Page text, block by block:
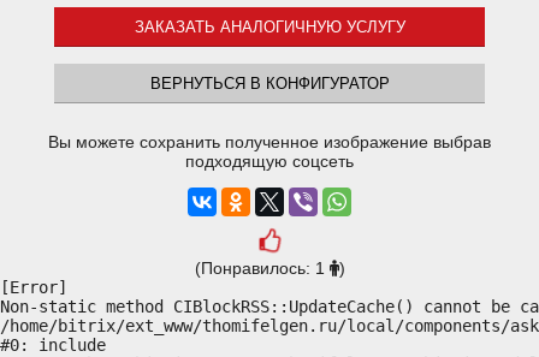
ЗАКАЗАТЬ АНАЛОГИЧНУЮ УСЛУГУ
ВЕРНУТЬСЯ В КОНФИГУРАТОР
Вы можете сохранить полученное изображение выбрав
подходящую соцсеть
(Понравилось: 1
)
[Error]
Non-static method CIBlockRSS::UpdateCache() cannot
/home/bitrix/ext_www/thomifelgen.ru/local/components/
#0: include